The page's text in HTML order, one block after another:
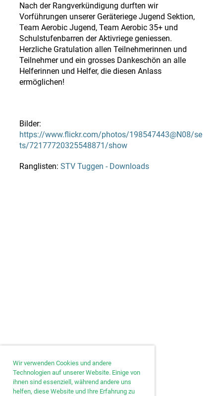
Wir verwenden Cookies und andere
Technologien auf unserer Website. Einige von
ihnen sind essenziell, während andere uns
helfen, diese Website und Ihre Erfahrung zu
Nach der Rangverkündigung durften wir
Vorführungen unserer Geräteriege Jugend Sektion,
Team Aerobic Jugend, Team Aerobic 35+ und
Schulstufenbarren der Aktivriege geniessen.
Herzliche Gratulation allen Teilnehmerinnen und
Teilnehmer und ein grosses Dankeschön an alle
Helferinnen und Helfer, die diesen Anlass
ermöglichen!
Bilder:
https://www.flickr.com/photos/198547443@N08/se
ts/72177720325548871/show
Ranglisten:STV Tuggen - Downloads